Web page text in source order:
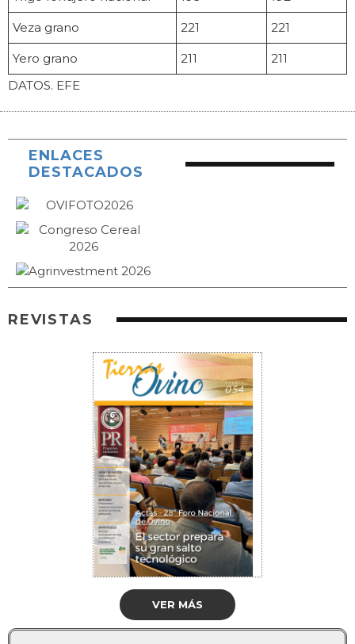
Veza grano 221 221
Yero grano 211
211
DATOS. EFE
ENLACES
DESTACADOS
REVISTAS
VER MÁS